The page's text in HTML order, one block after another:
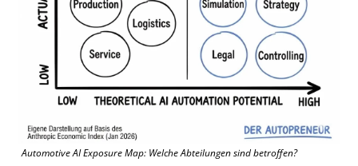
Automotive AI Exposure Map: Welche Abteilungen sind betroffen?